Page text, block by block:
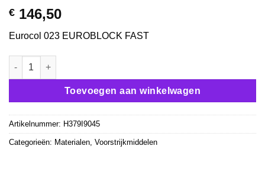
€ 146,50
Eurocol 023 EUROBLOCK FAST
Eurocol 023 EUROBLOCK FAST 5 KG aantal
Toevoegen aan winkelwagen
Artikelnummer: H379I9045
Categorieën: Materialen Voorstrijkmiddelen